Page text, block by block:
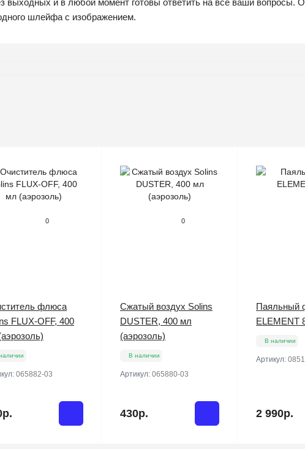
выходных и в любой момент готовы ответить на все ваши вопросы.
шлейфа с изображением.
0
флюса
FLUX-OFF, 400
065882-03
0
Сжатый воздух Solins
DUSTER, 400 мл
(аэрозоль)
В наличии
Артикул: 065880-03
430р.
Паяльный
ELEMENT
В наличии
Артикул:
2 990р.